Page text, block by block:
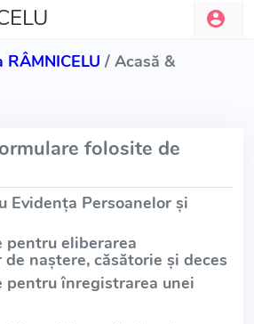
/ Acasă &
folosite de
Evidența Persoanelor și
pentru eliberarea
naștere, căsătorie și deces
pentru înregistrarea unei